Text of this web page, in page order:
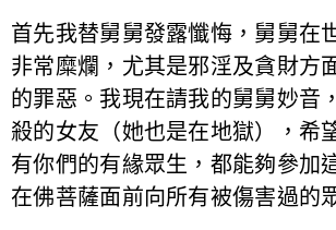
首先我替舅舅發露懺悔，舅舅在
非常糜爛，尤其是邪淫及貪財方
的罪惡。我現在請我的舅舅妙音
殺的女友（她也是在地獄），希
有你們的有緣眾生，都能夠參加
在佛菩薩面前向所有被傷害過的